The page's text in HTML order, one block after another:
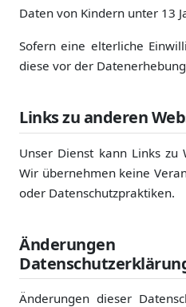
Daten von Kindern unter 13
Sofern eine elterliche
diese vor der
Links zu anderen
Unser Dienst kann Links zu
Wir übernehmen keine
oder Datenschutzpraktiken.
Änderungen dieser